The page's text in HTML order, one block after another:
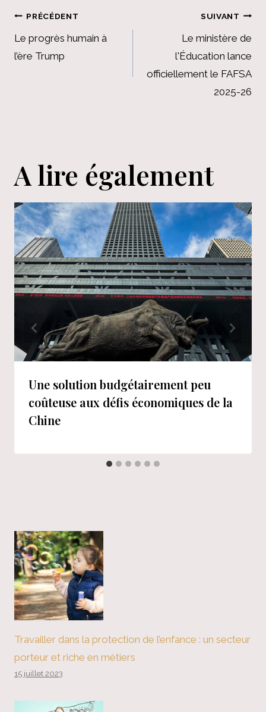
Navigation
de
l’article
PRÉCÉDENT
Le progrès humain à
l’ère Trump
SUIVANT
Le ministère de
l'Éducation lance
officiellement le FAFSA
2025-26
A lire également
Une solution budgétairement peu
coûteuse aux défis économiques de la
Chine
Travailler dans la protection de l’enfance : un secteur
porteur et riche en métiers
15 juillet 2023